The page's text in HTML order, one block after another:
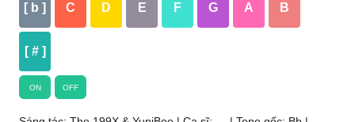
[ b ] C D E F G A B
[ # ]
ON OFF